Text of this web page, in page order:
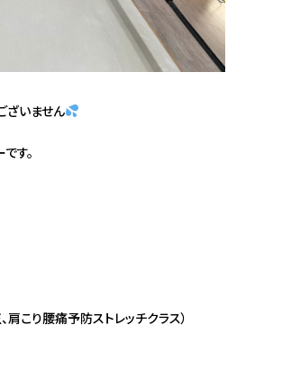
ざいません
す。
こり腰痛予防ストレッチクラス）